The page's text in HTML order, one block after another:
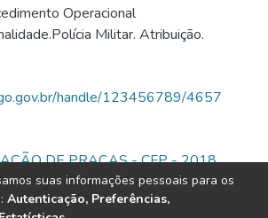
Operacional
Militar. Atribuição.
handle/123456789/4657
DE PRAÇAS - CFP - 2018
suas informações pessoais para os
Autenticação, Preferências,